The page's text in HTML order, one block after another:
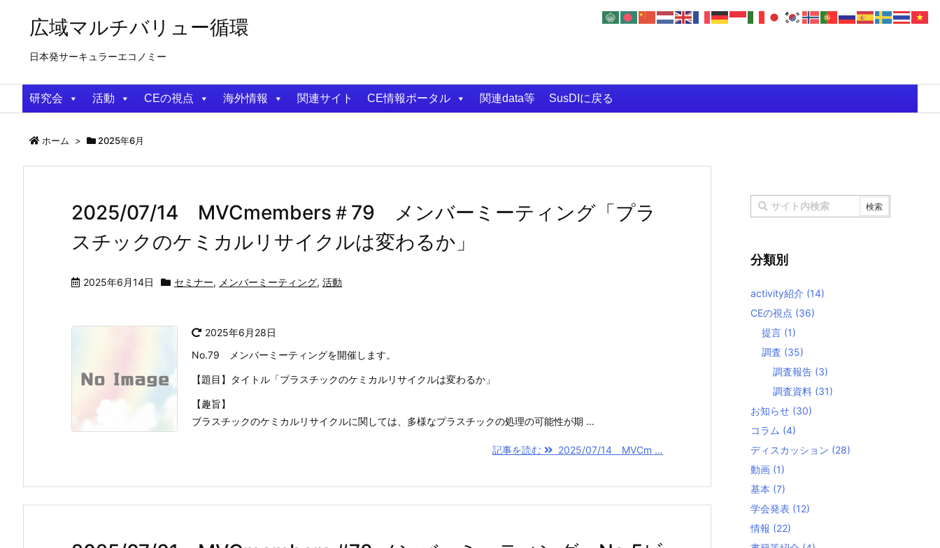
広域マルチバリュー循環
日本発サーキュラーエコノミー
研究会 活動 CEの視点 海外情報 関連サイト CE情報ポータル 関連data等 SusDIに戻る
ホーム > 2025年6月
2025/07/14 MVCmembers＃79 メンバーミーティング「プラ
スチックのケミカルリサイクルは変わるか」
2025年6月14日 セミナー, メンバーミーティング, 活動
2025年6月28日
No.79 メンバーミーティングを開催します。
【題目】タイトル「プラスチックのケミカルリサイクルは変わるか」
【趣旨】
ブラスチックのケミカルリサイクルに関しては、多様なプラスチックの処理の可能性が期 ...
記事を読む 2025/07/14 MVCm ...
分類別
activity紹介 (14)
CEの視点 (36)
提言 (1)
調査 (35)
調査報告 (3)
調査資料 (31)
お知らせ (30)
コラム (4)
ディスカッション (28)
動画 (1)
基本 (7)
学会発表 (12)
情報 (22)